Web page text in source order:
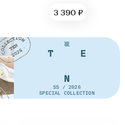
3 390 ₽
SS / 2026
SPECIAL COLLECTION
ДИАМЕТР ГОРШКА,